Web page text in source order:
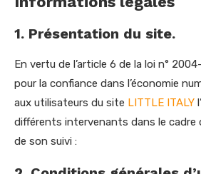
1. Présentation du site.
En vertu de l’article 6 de la loi n°
pour la confiance dans l’économie
aux utilisateurs du site LITTLE ITALY
différents intervenants dans le cadre
de son suivi :